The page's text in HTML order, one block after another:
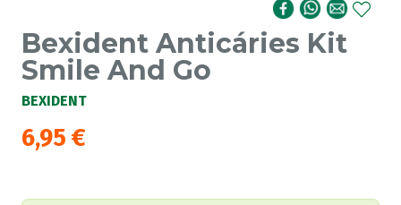
Bexident Anticáries Kit
Smile And Go
BEXIDENT
6,95 €